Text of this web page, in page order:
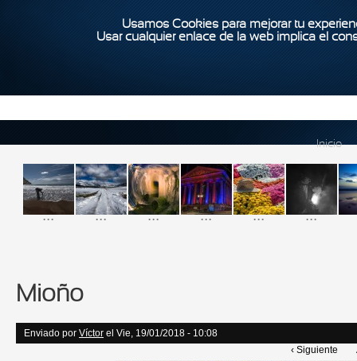
Usamos Cookies para mejorar tu
Usar cualquier enlace de la web implica el
Inicio
... ... ... ... ... ...
Mioño
Enviado por Víctor el Vie, 19/01/2018 - 10:08
‹ Siguiente